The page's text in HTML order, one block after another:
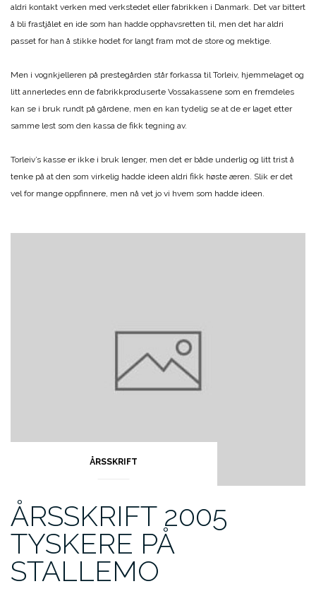
aldri kontakt verken med verkstedet eller fabrikken i Danmark. Det var bittert
å bli frastjålet en ide som han hadde opphavsretten til, men det har aldri
passet for han å stikke hodet for langt fram mot de store og mektige.
Men i vognkjelleren på prestegården står forkassa til Torleiv, hjemmelaget og
litt annerledes enn de fabrikkproduserte Vossakassene som en fremdeles
kan se i bruk rundt på gårdene, men en kan tydelig se at de er laget etter
samme lest som den kassa de fikk tegning av.
Torleiv’s kasse er ikke i bruk lenger, men det er både underlig og litt trist å
tenke på at den som virkelig hadde ideen aldri fikk høste æren. Slik er det
vel for mange oppfinnere, men nå vet jo vi hvem som hadde ideen.
ÅRSSKRIFT
ÅRSSKRIFT 2005
TYSKERE PÅ
STALLEMO